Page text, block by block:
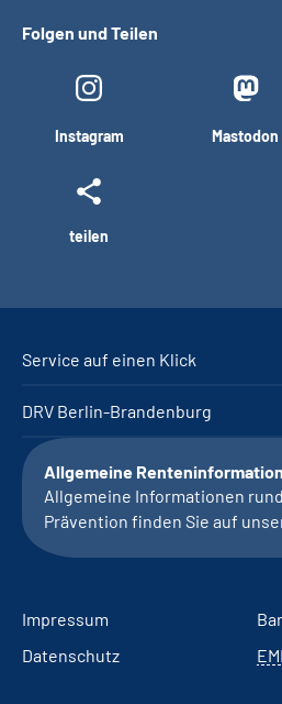
Folgen und Teilen
Instagram Mastodon
teilen
Service auf einen Klick
DRV Berlin-Brandenburg
Allgemeine
Allgemeine Informationen
Prävention finden Sie auf
Impressum
Datenschutz